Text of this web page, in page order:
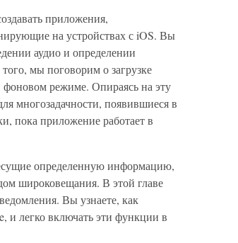
приложения,
на устройствах с iOS. Вы
аудио и определении
мы поговорим о загрузке
режиме. Опираясь на эту
многозадачности, появившиеся в
пока приложение работает в
определенную информацию,
широковещания. В этой главе
Вы узнаете, как
и легко включать эти функции в